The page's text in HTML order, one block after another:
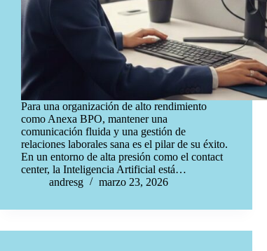
Para una organización de alto rendimiento
como Anexa BPO, mantener una
comunicación fluida y una gestión de
relaciones laborales sana es el pilar de su éxito.
En un entorno de alta presión como el contact
center, la Inteligencia Artificial está…
andresg
marzo 23, 2026